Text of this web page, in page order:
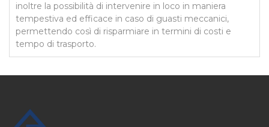
inoltre la possibilità di intervenire in loco in maniera
tempestiva ed efficace in caso di guasti meccanici,
permettendo così di risparmiare in termini di costi e
tempo di trasporto.